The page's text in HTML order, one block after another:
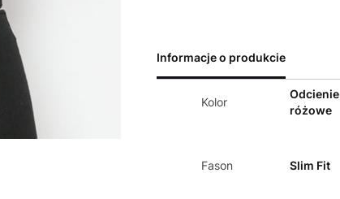
Informacje o produkcie
Kolor
Odcienie
różowe
Fason Slim Fit